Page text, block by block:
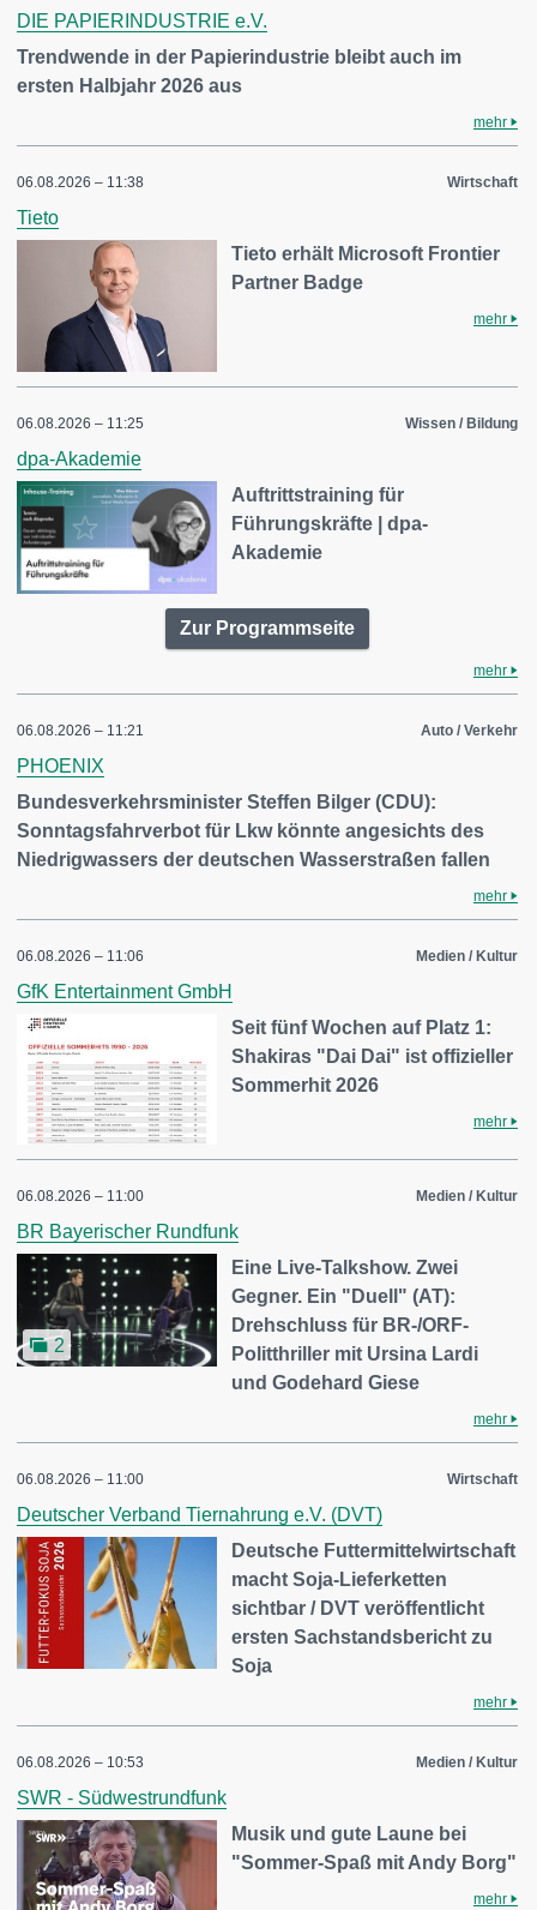
DIE PAPIERINDUSTRIE e.V.
Trendwende in der Papierindustrie bleibt auch im
ersten Halbjahr 2026 aus
mehr
06.08.2026 – 11:38 Wirtschaft
Tieto
Tieto erhält Microsoft Frontier
Partner Badge
mehr
06.08.2026 – 11:25 Wissen / Bildung
dpa-Akademie
Auftrittstraining für
Führungskräfte | dpa-
Akademie
Zur Programmseite
mehr
06.08.2026 – 11:21 Auto / Verkehr
PHOENIX
Bundesverkehrsminister Steffen Bilger (CDU):
Sonntagsfahrverbot für Lkw könnte angesichts des
Niedrigwassers der deutschen Wasserstraßen fallen
mehr
06.08.2026 – 11:06 Medien / Kultur
GfK Entertainment GmbH
Seit fünf Wochen auf Platz 1:
Shakiras "Dai Dai" ist offizieller
Sommerhit 2026
mehr
06.08.2026 – 11:00 Medien / Kultur
BR Bayerischer Rundfunk
2
Eine Live-Talkshow. Zwei
Gegner. Ein "Duell" (AT):
Drehschluss für BR-/ORF-
Politthriller mit Ursina Lardi
und Godehard Giese
mehr
06.08.2026 – 11:00 Wirtschaft
Deutscher Verband Tiernahrung e.V. (DVT)
Deutsche Futtermittelwirtschaft
macht Soja-Lieferketten
sichtbar / DVT veröffentlicht
ersten Sachstandsbericht zu
Soja
mehr
06.08.2026 – 10:53 Medien / Kultur
SWR - Südwestrundfunk
Musik und gute Laune bei
"Sommer-Spaß mit Andy Borg"
mehr